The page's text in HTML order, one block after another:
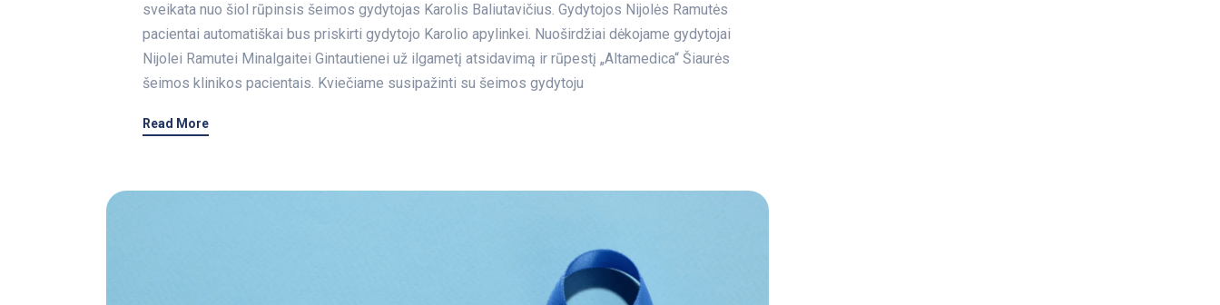
sveikata nuo šiol rūpinsis šeimos gydytojas Karolis Baliutavičius. Gydytojos Nijolės Ramutės
pacientai automatiškai bus priskirti gydytojo Karolio apylinkei. Nuoširdžiai dėkojame gydytojai
Nijolei Ramutei Minalgaitei Gintautienei už ilgametį atsidavimą ir rūpestį „Altamedica“ Šiaurės
šeimos klinikos pacientais. Kviečiame susipažinti su šeimos gydytoju
Read More